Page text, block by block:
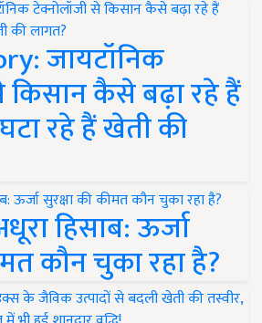
जायटॉनिक
किसान कैसे बढ़ा रहे हैं
रहे हैं खेती की
हिसाब: ऊर्जा
कौन चुका रहा है?